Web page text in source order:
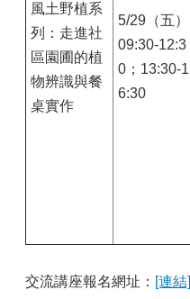
風土野植系
列：走進社
區園圃的植
物辨識與餐
桌實作
5/29（五）
09:30-12:3
0；13:30-1
6:30
交流講座報名網址： [連結]